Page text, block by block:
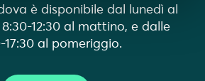
è disponibile dal lunedì al
12:30 al mattino, e dalle
17:30 al pomeriggio.